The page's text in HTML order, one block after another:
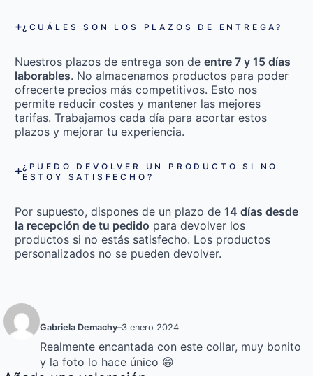
¿CUÁLES SON LOS PLAZOS DE ENTREGA?
Nuestros plazos de entrega son de entre 7 y 15 días
laborables. No almacenamos productos para poder
ofrecerte precios más competitivos. Esto nos
permite reducir costes y mantener las mejores
tarifas. Trabajamos cada día para acortar estos
plazos y mejorar tu experiencia.
¿PUEDO DEVOLVER UN PRODUCTO SI NO
ESTOY SATISFECHO?
Por supuesto, dispones de un plazo de 14 días desde
la recepción de tu pedido para devolver los
productos si no estás satisfecho. Los productos
personalizados no se pueden devolver.
Gabriela Demachy–3 enero 2024
Realmente encantada con este collar, muy bonito
y la foto lo hace único 😁